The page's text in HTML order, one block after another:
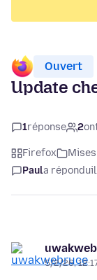
Ouvert
Update
1réponse 2
Firefox
Paula répondu
5/2/26,